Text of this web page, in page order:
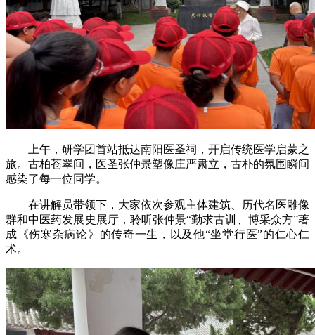
上午，研学团首站抵达南阳医圣祠，开启传统医学启蒙之
旅。古柏苍翠间，医圣张仲景塑像庄严肃立，古朴的氛围瞬间
感染了每一位同学。
在讲解员带领下，大家依次参观主体建筑、历代名医雕像
群和中医药发展史展厅，聆听张仲景“勤求古训、博采众方”著
成《伤寒杂病论》的传奇一生，以及他“坐堂行医”的仁心仁
术。